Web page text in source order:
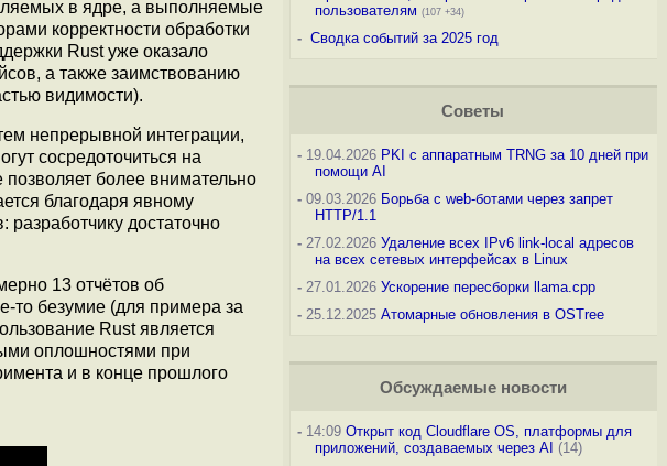
в ядре, а выполняемые
корректности обработки
Rust уже оказало
а также заимствованию
видимости).
непрерывной интеграции,
сосредоточиться на
более внимательно
благодаря явному
достаточно
13 отчётов об
то безумие (для примера за
Rust является
оплошностями при
и в конце прошлого
пользователям (107 +34)
- Сводка событий за 2025 год
Советы
-19.04.2026 PKI с аппаратным TRNG за 10 дней при
помощи AI
-09.03.2026 Борьба с web-ботами через запрет
HTTP/1.1
-27.02.2026 Удаление всех IPv6 link-local адресов
на всех сетевых интерфейсах в Linux
-27.01.2026 Ускорение пересборки llama.cpp
-25.12.2025 Атомарные обновления в OSTree
Обсуждаемые новости
-14:09 Открыт код Cloudflare OS, платформы для
приложений, создаваемых через AI (14)